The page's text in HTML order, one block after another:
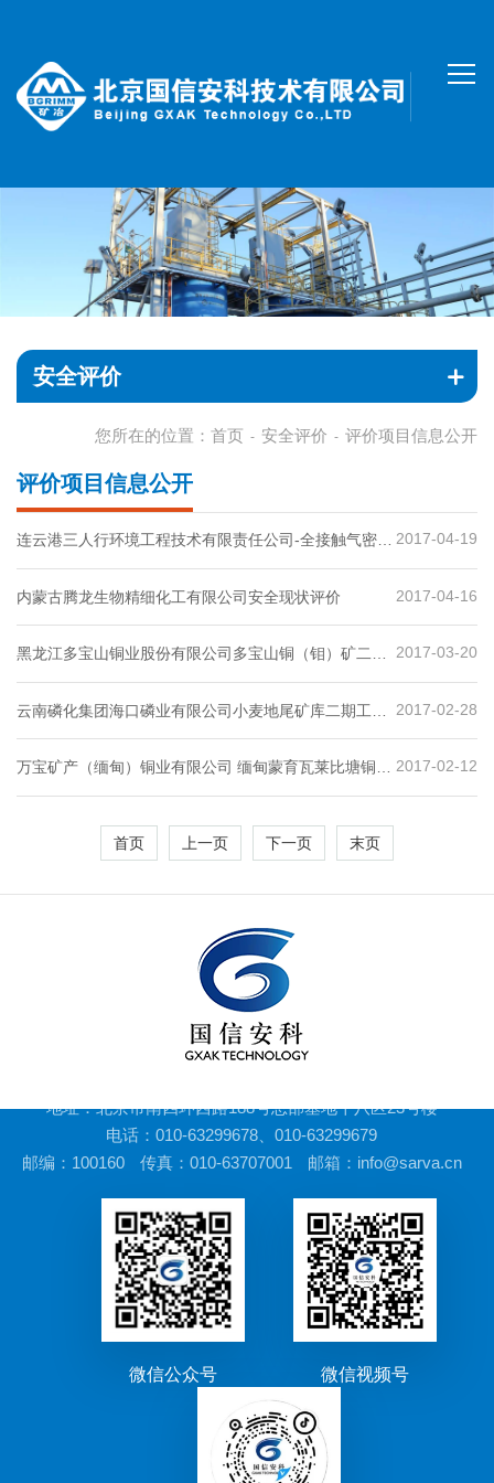
安全评价
您所在的位置： 首页 - 安全评价 - 评价项目信息公开
评价项目信息公开
2017-04-19
连云港三人行环境工程技术有限责任公司-全接触气密型
2017-04-16
内蒙古腾龙生物精细化工有限公司安全现状评价
2017-03-20
黑龙江多宝山铜业股份有限公司多宝山铜（钼）矿二期
2017-02-28
云南磷化集团海口磷业有限公司小麦地尾矿库二期工程
2017-02-12
万宝矿产（缅甸）铜业有限公司 缅甸蒙育瓦莱比塘铜矿
首页 上一页 下一页 末页
地址：北京市南四环西路188号总部基地十八区23号楼
电话：010-63299678、010-63299679
邮编：100160
传真：010-63707001 邮箱：info@sarva.cn
微信公众号 微信视频号